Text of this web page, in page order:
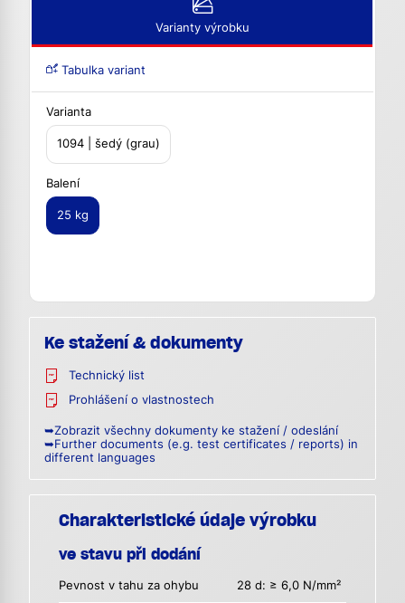
Varianty výrobku
Tabulka variant
Varianta
1094 | šedý (grau)
Balení
25 kg
Ke stažení & dokumenty
Technický list
Prohlášení o vlastnostech
➥Zobrazit všechny dokumenty ke stažení / odeslání
➥Further documents (e.g. test certificates / reports) in
different languages
Charakteristické údaje výrobku
ve stavu při dodání
Pevnost v tahu za ohybu 28 d: ≥ 6,0 N/mm²